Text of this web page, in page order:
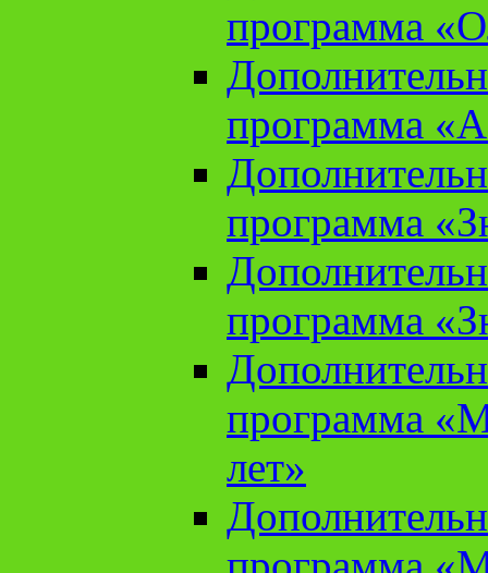
программа
программа
программа
программа
программа
лет»